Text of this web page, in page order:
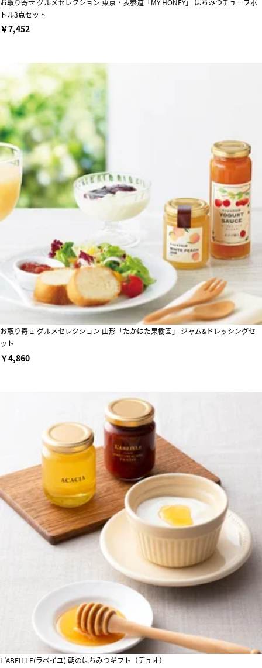
トル3点セット
￥7,452
お取り寄せ グルメセレクション 山形「たかはた果樹園」 ジャム&ドレッシングセ
ット
￥4,860
L’ABEILLE(ラベイユ) 朝のはちみつギフト（デュオ）